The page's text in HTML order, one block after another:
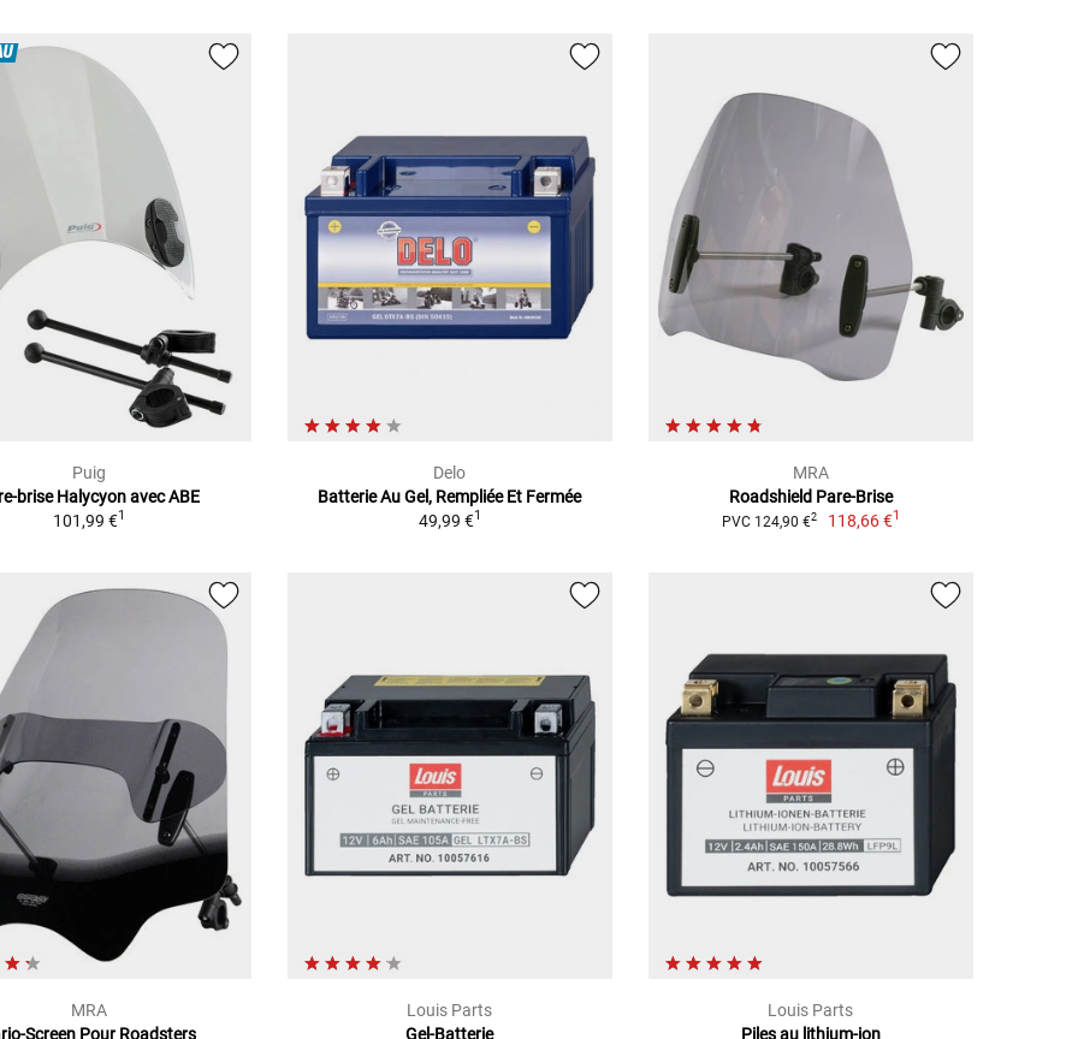
Puig
brise Halycyon avec ABE
101,99 €1
Delo
Batterie Au Gel, Rempliée Et Fermée
49,99 €1
MRA
Roadshield Pare-Brise
PVC 124,90 €2 118,66 €1
MRA
Screen Pour Roadsters
Louis Parts
Gel-Batterie
Louis Parts
Piles au lithium-ion